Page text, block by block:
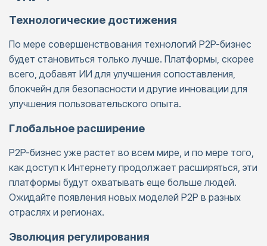
Технологические достижения
По мере совершенствования технологий P2P-бизнес
будет становиться только лучше. Платформы, скорее
всего, добавят ИИ для улучшения сопоставления,
блокчейн для безопасности и другие инновации для
улучшения пользовательского опыта.
Глобальное расширение
P2P-бизнес уже растет во всем мире, и по мере того,
как доступ к Интернету продолжает расширяться, эти
платформы будут охватывать еще больше людей.
Ожидайте появления новых моделей P2P в разных
отраслях и регионах.
Эволюция регулирования